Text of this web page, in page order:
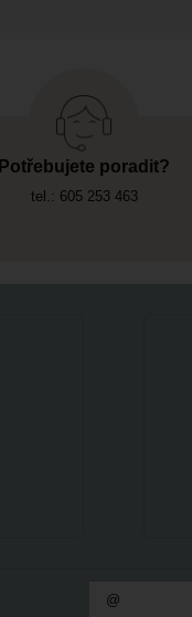
Potřebujete poradit?
tel.: 605 253 463